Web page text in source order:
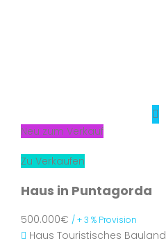
Neu zum Verkauf
Zu Verkaufen
Haus in Puntagorda
500.000€ / + 3 % Provision
Haus Touristisches Bauland